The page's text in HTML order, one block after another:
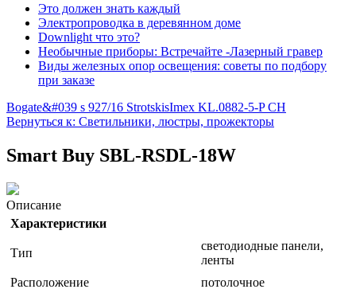
Это должен знать каждый
Электропроводка в деревянном доме
Downlight что это?
Необычные приборы: Встречайте -Лазерный гравер
Виды железных опор освещения: советы по подбору
при заказе
Bogate&#039 s 927/16 StrotskisImex KL.0882-5-P CH
Вернуться к: Светильники, люстры, прожекторы
Smart Buy SBL-RSDL-18W
Описание
Характеристики
Тип
светодиодные панели,
ленты
Расположение
потолочное